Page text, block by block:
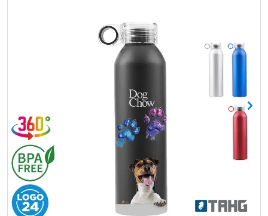
Marcas
Catálogos
Sé partner